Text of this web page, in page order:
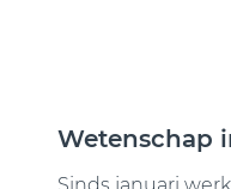
Wetenschap